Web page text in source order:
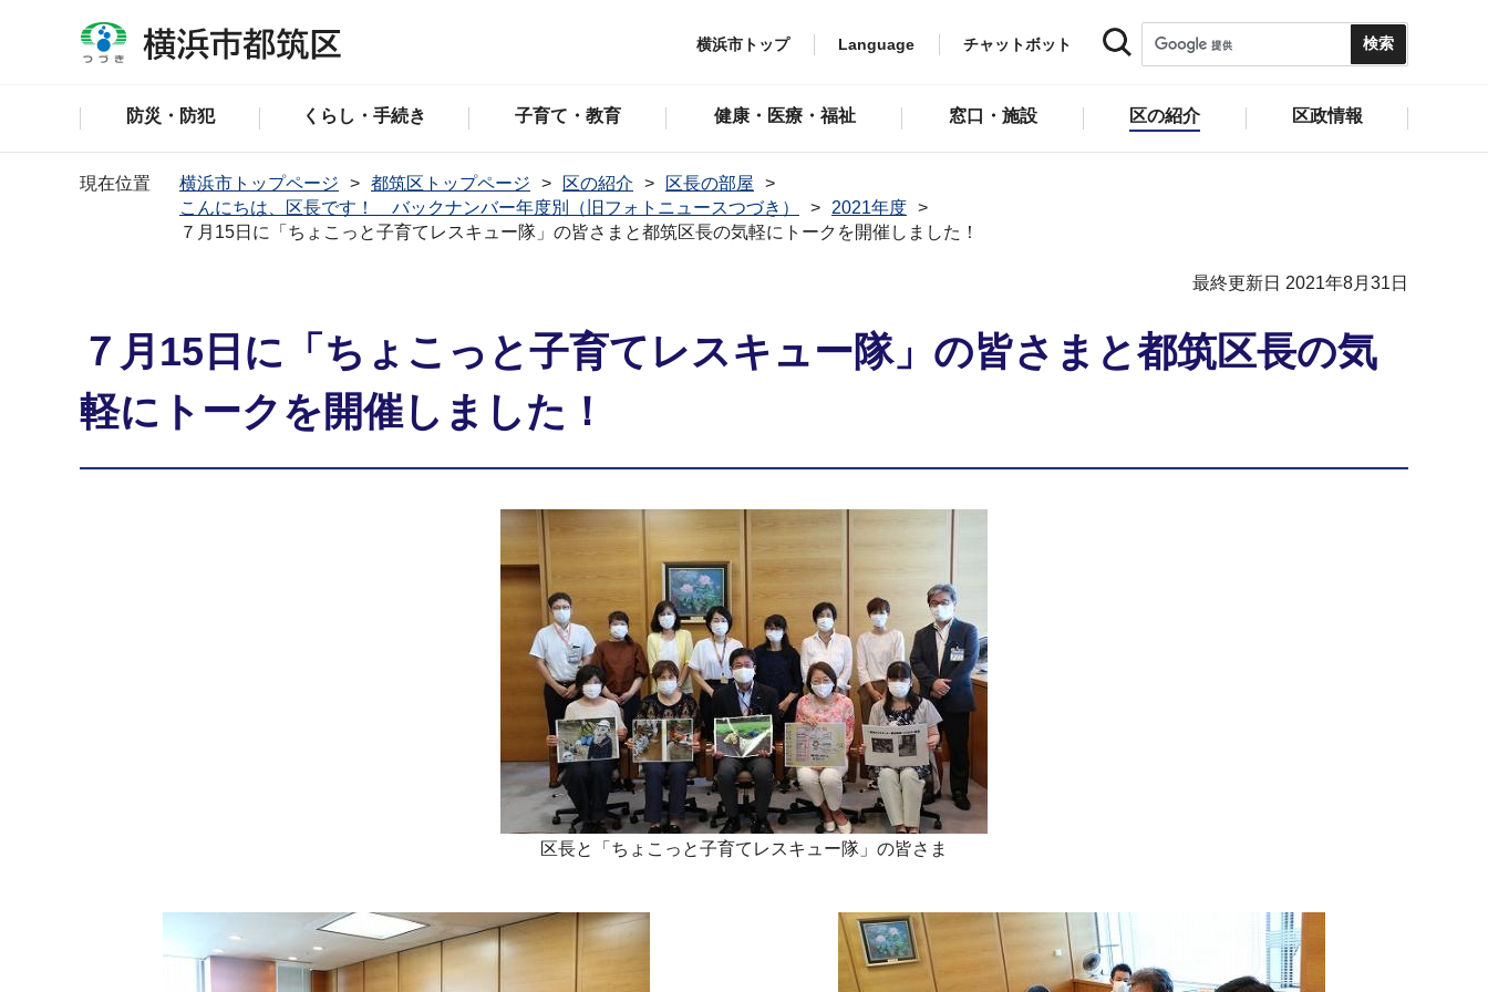
横浜市トップ Language チャットボット
防災・防犯 くらし・手続き 子育て・教育 健康・医療・福祉 窓口・施設 区の紹介 区政情報
現在位置 横浜市トップページ 都筑区トップページ 区の紹介
区長の部屋
こんにちは、区長です！ バックナンバー年度別（旧フォトニュースつづき）
2021年度
７月15日に「ちょこっと子育てレスキュー隊」の皆さまと都筑区長の気軽にトークを開催しました！
最終更新日 2021年8月31日
７月15日に「ちょこっと子育てレスキュー隊」の皆さまと都筑区長の気
軽にトークを開催しました！
区長と「ちょこっと子育てレスキュー隊」の皆さま